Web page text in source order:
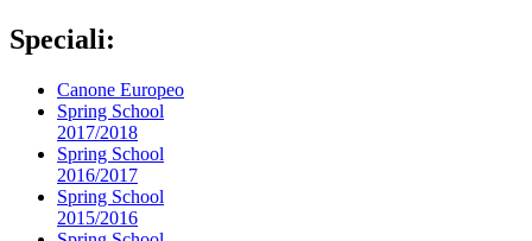
Speciali:
Canone Europeo
Spring School
2017/2018
Spring School
2016/2017
Spring School
2015/2016